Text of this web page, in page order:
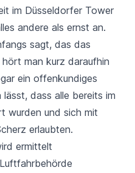
im Düsseldorfer Tower
andere als ernst an.
sagt, das das
man kurz daraufhin
ein offenkundiges
lässt, dass alle bereits im
wurden und sich mit
erlaubten.
ermittelt